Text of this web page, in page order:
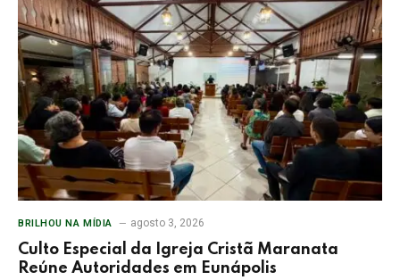
BRILHOU NA MÍDIA agosto 3, 2026
Culto Especial da Igreja Cristã Maranata
Reúne Autoridades em Eunápolis